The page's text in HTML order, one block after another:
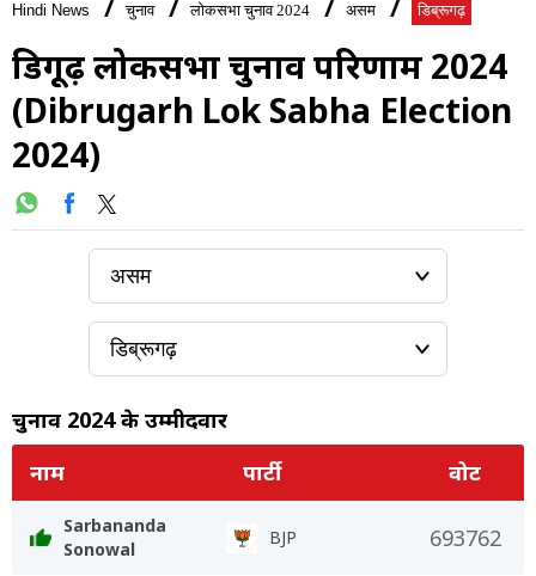
Hindi News चुनाव लोकसभा चुनाव 2024 असम डिब्रूगढ़
डिब्रूगढ़ लोकसभा चुनाव परिणाम 2024
(Dibrugarh Lok Sabha Election
2024)
चुनाव 2024 के उम्मीदवार
नाम
पार्टी वोट
Sarbananda
Sonowal
BJP 693762